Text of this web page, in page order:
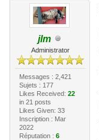
jlm
Administrator
Messages : 2,421
Sujets : 177
Likes Received: 22
in 21 posts
Likes Given: 33
Inscription : Mar
2022
Réputation : 6